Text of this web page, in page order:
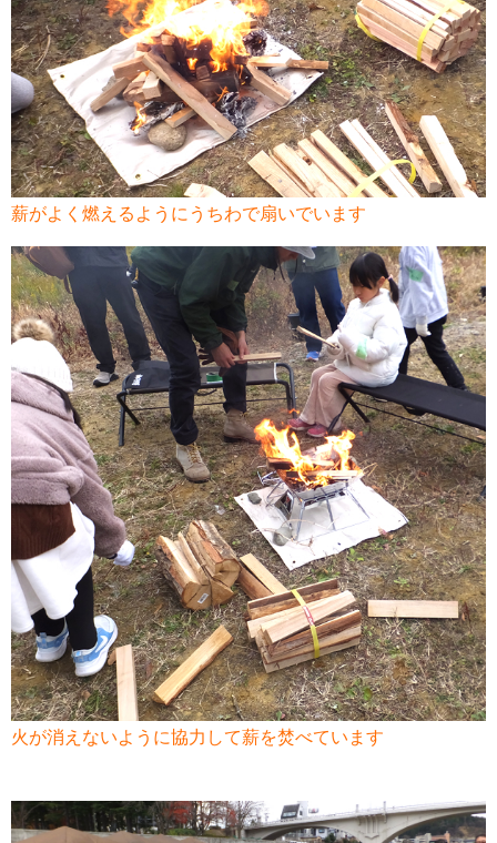
薪がよく燃えるようにうちわで扇いでいます
火が消えないように協力して薪を焚べています